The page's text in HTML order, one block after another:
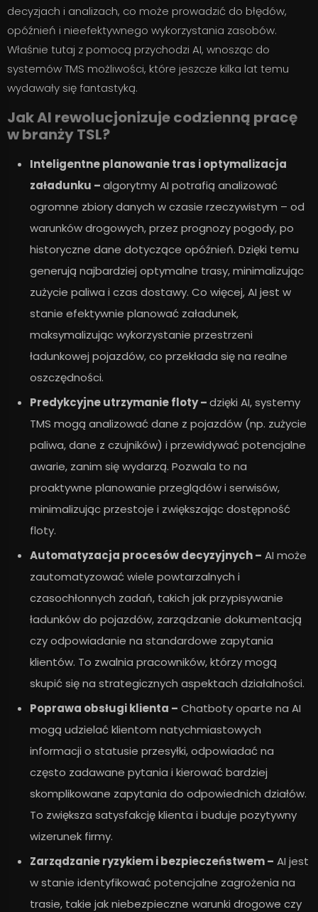
decyzjach i analizach, co może prowadzić do błędów,
opóźnień i nieefektywnego wykorzystania zasobów.
Właśnie tutaj z pomocą przychodzi AI, wnosząc do
systemów TMS możliwości, które jeszcze kilka lat temu
wydawały się fantastyką.
Jak AI rewolucjonizuje codzienną pracę
w branży TSL?
Inteligentne planowanie tras i optymalizacja
załadunku –algorytmy AI potrafią analizować
ogromne zbiory danych w czasie rzeczywistym – od
warunków drogowych, przez prognozy pogody, po
historyczne dane dotyczące opóźnień. Dzięki temu
generują najbardziej optymalne trasy, minimalizując
zużycie paliwa i czas dostawy. Co więcej, AI jest w
stanie efektywnie planować załadunek,
maksymalizując wykorzystanie przestrzeni
ładunkowej pojazdów, co przekłada się na realne
oszczędności.
Predykcyjne utrzymanie floty –dzięki AI, systemy
TMS mogą analizować dane z pojazdów (np. zużycie
paliwa, dane z czujników) i przewidywać potencjalne
awarie, zanim się wydarzą. Pozwala to na
proaktywne planowanie przeglądów i serwisów,
minimalizując przestoje i zwiększając dostępność
floty.
Automatyzacja procesów decyzyjnych – AI może
zautomatyzować wiele powtarzalnych i
czasochłonnych zadań, takich jak przypisywanie
ładunków do pojazdów, zarządzanie dokumentacją
czy odpowiadanie na standardowe zapytania
klientów. To zwalnia pracowników, którzy mogą
skupić się na strategicznych aspektach działalności.
Poprawa obsługi klienta – Chatboty oparte na AI
mogą udzielać klientom natychmiastowych
informacji o statusie przesyłki, odpowiadać na
często zadawane pytania i kierować bardziej
skomplikowane zapytania do odpowiednich działów.
To zwiększa satysfakcję klienta i buduje pozytywny
wizerunek firmy.
Zarządzanie ryzykiem i bezpieczeństwem – AI jest
w stanie identyfikować potencjalne zagrożenia na
trasie, takie jak niebezpieczne warunki drogowe czy